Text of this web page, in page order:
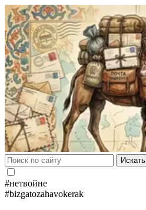
Искать
#нетвойне
#bizgatozahavokerak